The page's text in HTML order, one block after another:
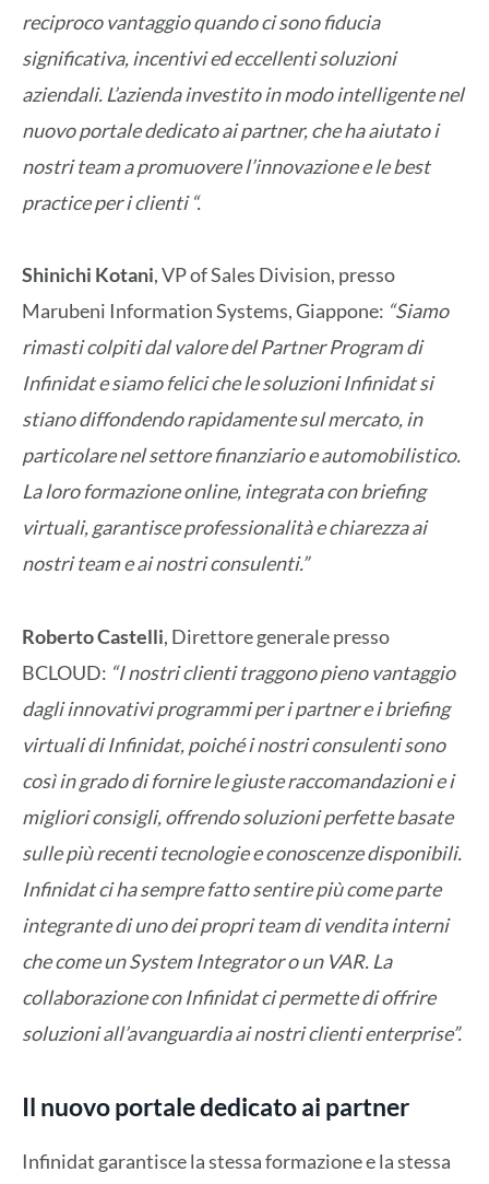
reciproco vantaggio quando ci sono fiducia
significativa, incentivi ed eccellenti soluzioni
aziendali. L’azienda investito in modo intelligente nel
nuovo portale dedicato ai partner, che ha aiutato i
nostri team a promuovere l’innovazione e le best
practice per i clienti “.
Shinichi Kotani, VP of Sales Division, presso
Marubeni Information Systems, Giappone: “Siamo
rimasti colpiti dal valore del Partner Program di
Infinidat e siamo felici che le soluzioni Infinidat si
stiano diffondendo rapidamente sul mercato, in
particolare nel settore finanziario e automobilistico.
La loro formazione online, integrata con briefing
virtuali, garantisce professionalità e chiarezza ai
nostri team e ai nostri consulenti.”
Roberto Castelli, Direttore generale presso
BCLOUD: “I nostri clienti traggono pieno vantaggio
dagli innovativi programmi per i partner e i briefing
virtuali di Infinidat, poiché i nostri consulenti sono
così in grado di fornire le giuste raccomandazioni e i
migliori consigli, offrendo soluzioni perfette basate
sulle più recenti tecnologie e conoscenze disponibili.
Infinidat ci ha sempre fatto sentire più come parte
integrante di uno dei propri team di vendita interni
che come un System Integrator o un VAR. La
collaborazione con Infinidat ci permette di offrire
soluzioni all’avanguardia ai nostri clienti enterprise”.
Il nuovo portale dedicato ai partner
Infinidat garantisce la stessa formazione e la stessa